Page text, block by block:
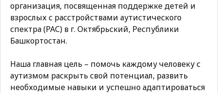
организация, посвященная поддержке детей и
взрослых с расстройствами аутистического
спектра (РАС) в г. Октябрьский, Республики
Башкортостан.
Наша главная цель – помочь каждому человеку с
аутизмом раскрыть свой потенциал, развить
необходимые навыки и успешно адаптироваться